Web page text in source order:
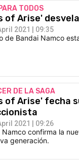
TODOS
of Arise'
2021 | 09:35
de Bandai Namco
DE LA SAGA
of Arise' fecha
2021 | 09:26
Namco confirma la
generación.